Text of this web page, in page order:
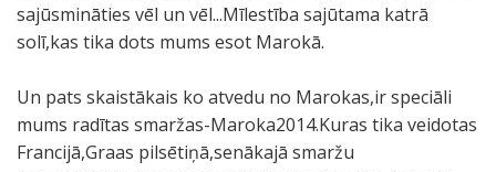
sajūsmināties vēl un vēl...Mīlestība sajūtama katrā
solī,kas tika dots mums esot Marokā.
Un pats skaistākais ko atvedu no Marokas,ir speciāli
mums radītas smaržas-Maroka2014.Kuras tika veidotas
Francijā,Graas pilsētiņā,senākajā smaržu